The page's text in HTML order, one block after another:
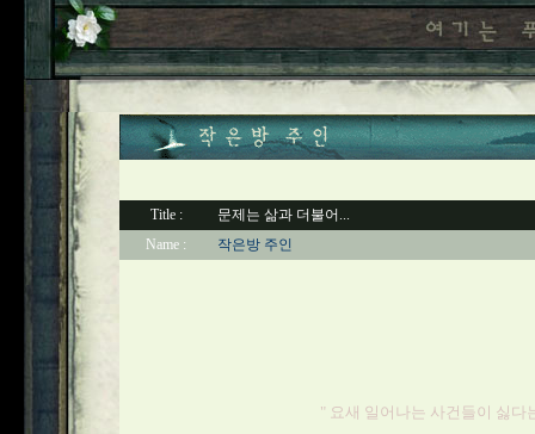
Title :
문제는 삶과 더불어...
Name :
작은방 주인
" 요새 일어나는 사건들이 싫다